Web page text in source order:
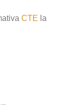
CTE la